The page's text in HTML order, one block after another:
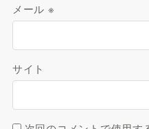
メール ※
サイト